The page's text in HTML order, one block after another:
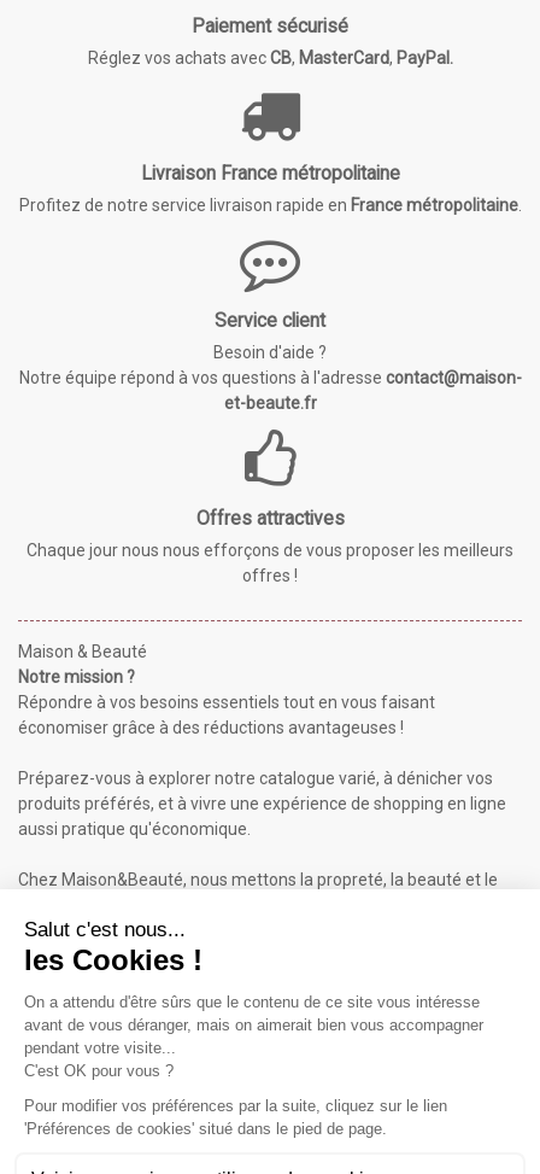
Paiement sécurisé
Réglez vos achats avecCB, MasterCard, PayPal.
Livraison France métropolitaine
Profitez de notre service livraison rapide en France métropolitaine.
Service client
Besoin d'aide ?
Notre équipe répond à vos questions à l'adresse contact@maison-
et-beaute.fr
Offres attractives
Chaque jour nous nous efforçons de vous proposer les meilleurs
offres !
Maison & Beauté
Notre mission ?
Répondre à vos besoins essentiels tout en vous faisant
économiser grâce à des réductions avantageuses !
Préparez-vous à explorer notre catalogue varié, à dénicher vos
produits préférés, et à vivre une expérience de shopping en ligne
aussi pratique qu'économique.
Chez Maison&Beauté, nous mettons la propreté, la beauté et le
Maison & Beauté : Informations
À propos de nous
Conditions générales de vente (CGV)
Plan du site
Contactez-nous
Inscrivez-vous à notre Newsletter